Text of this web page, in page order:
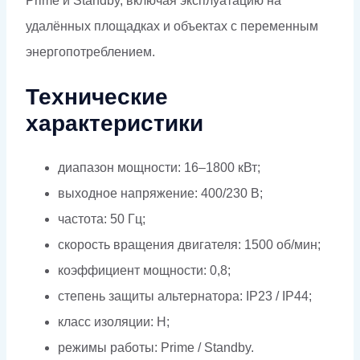
удалённых площадках и объектах с переменным
энергопотреблением.
Технические
характеристики
диапазон мощности: 16–1800 кВт;
выходное напряжение: 400/230 В;
частота: 50 Гц;
скорость вращения двигателя: 1500 об/мин;
коэффициент мощности: 0,8;
степень защиты альтернатора: IP23 / IP44;
класс изоляции: H;
режимы работы: Prime / Standby.